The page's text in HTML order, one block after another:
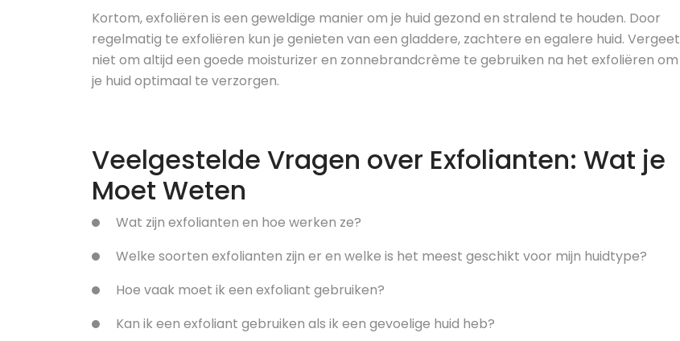
Kortom, exfoliëren is een geweldige manier om je huid gezond en stralend te houden. Door
regelmatig te exfoliëren kun je genieten van een gladdere, zachtere en egalere huid. Vergeet
niet om altijd een goede moisturizer en zonnebrandcrème te gebruiken na het exfoliëren om
je huid optimaal te verzorgen.
Veelgestelde Vragen over Exfolianten: Wat je
Moet Weten
Wat zijn exfolianten en hoe werken ze?
Welke soorten exfolianten zijn er en welke is het meest geschikt voor mijn huidtype?
Hoe vaak moet ik een exfoliant gebruiken?
Kan ik een exfoliant gebruiken als ik een gevoelige huid heb?